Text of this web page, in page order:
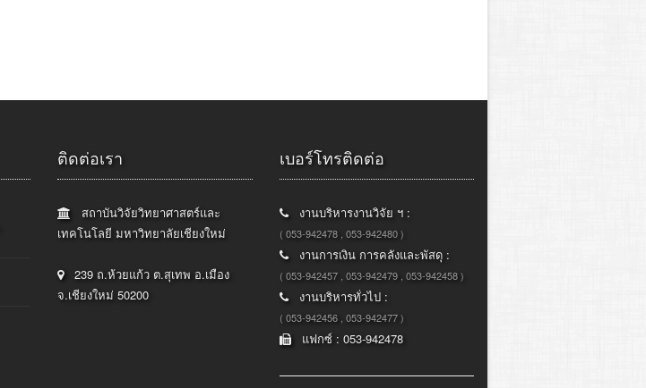
ติดต่อเรา
สถาบันวิจัยวิทยาศาสตร์และ
เทคโนโลยี มหาวิทยาลัยเชียงใหม่
239 ถ.ห้วยแก้ว ต.สุเทพ อ.เมือง
จ.เชียงใหม่ 50200
เบอร์โทรติดต่อ
งานบริหารงานวิจัย ฯ :
( 053-942478 , 053-942480 )
งานการเงิน การคลังและพัสดุ :
( 053-942457 , 053-942479 , 053-942458 )
งานบริหารทั่วไป :
( 053-942456 , 053-942477 )
แฟกซ์ : 053-942478